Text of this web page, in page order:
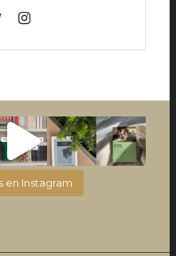
en Instagram